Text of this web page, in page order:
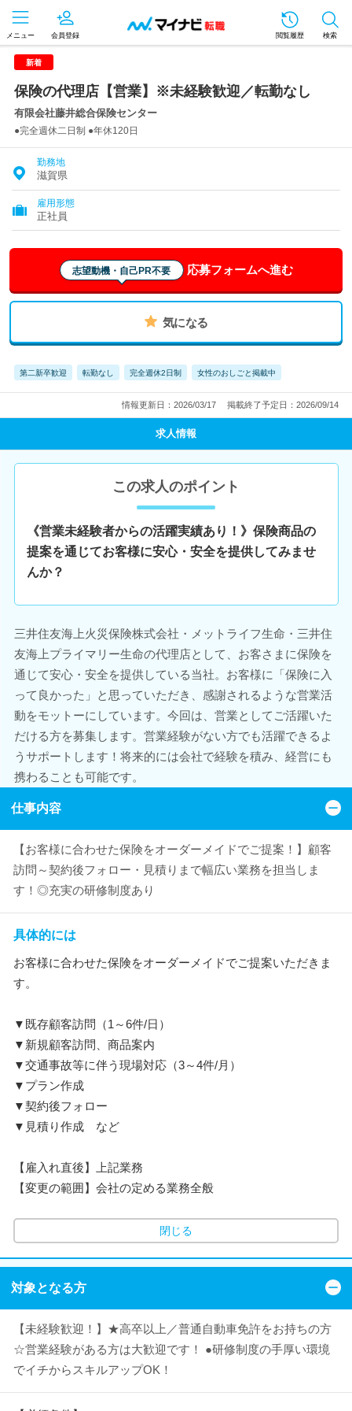
メニュー 会員登録 閲覧履歴 検索
新着
保険の代理店【営業】※未経験歓迎／転勤なし
有限会社藤井総合保険センター
●完全週休二日制 ●年休120日
勤務地
滋賀県
雇用形態
正社員
志望動機・自己PR不要 応募フォームへ進む
気になる
第二新卒歓迎 転勤なし 完全週休2日制 女性のおしごと掲載中
情報更新日：2026/03/17 掲載終了予定日：2026/09/14
求人情報
この求人のポイント
《営業未経験者からの活躍実績あり！》保険商品の
提案を通じてお客様に安心・安全を提供してみませ
んか？
三井住友海上火災保険株式会社・メットライフ生命・三井住
友海上プライマリー生命の代理店として、お客さまに保険を
通じて安心・安全を提供している当社。お客様に「保険に入
って良かった」と思っていただき、感謝されるような営業活
動をモットーにしています。今回は、営業としてご活躍いた
だける方を募集します。営業経験がない方でも活躍できるよ
うサポートします！将来的には会社で経験を積み、経営にも
携わることも可能です。
仕事内容
【お客様に合わせた保険をオーダーメイドでご提案！】顧客
訪問～契約後フォロー・見積りまで幅広い業務を担当しま
す！◎充実の研修制度あり
具体的には
お客様に合わせた保険をオーダーメイドでご提案いただきま
す。
▼既存顧客訪問（1～6件/日）
▼新規顧客訪問、商品案内
▼交通事故等に伴う現場対応（3～4件/月）
▼プラン作成
▼契約後フォロー
▼見積り作成 など
【雇入れ直後】上記業務
【変更の範囲】会社の定める業務全般
閉じる
対象となる方
【未経験歓迎！】★高卒以上／普通自動車免許をお持ちの方
☆営業経験がある方は大歓迎です！ ●研修制度の手厚い環境
でイチからスキルアップOK！